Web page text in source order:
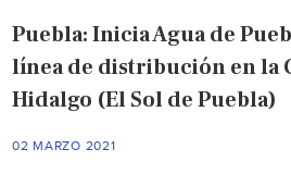
Puebla: Inicia Agua de
línea de distribución en la
Hidalgo (El Sol de Puebla)
02 MARZO 2021